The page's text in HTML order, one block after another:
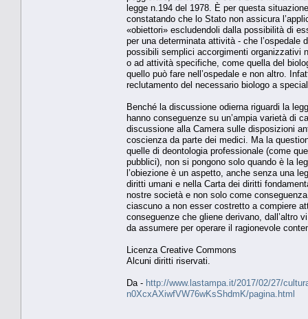
legge n.194 del 1978. È per questa
constatando che lo Stato non assicura
«obiettori» escludendoli dalla possibilità di
per una determinata attività - che
possibili semplici accorgimenti organizzativi
o ad attività specifiche, come quella del
quello può fare nell’ospedale e non altro.
reclutamento del necessario biologo a
Benché la discussione odierna riguardi la
hanno conseguenze su un’ampia varietà di
discussione alla Camera sulle disposizioni
coscienza da parte dei medici. Ma la
quelle di deontologia professionale (come
pubblici), non si pongono solo quando è la
l’obiezione è un aspetto, anche senza una
diritti umani e nella Carta dei diritti
nostre società e non solo come
ciascuno a non esser costretto a compiere
conseguenze che gliene derivano, dall’altro
da assumere per operare il ragionevole
Licenza Creative Commons
Alcuni diritti riservati.
Da - http://www.lastampa.it/2017/02/27/
n0XcxAXiwfVW76wKsShdmK/pagina.html